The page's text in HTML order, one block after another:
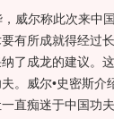
尔称此次来中
有所成就得经过
了成龙的建议。
。威尔•史密斯介
直痴迷于中国功